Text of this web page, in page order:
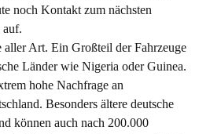
noch Kontakt zum nächsten
auf.
aller Art. Ein Großteil der Fahrzeuge
Länder wie Nigeria oder Guinea.
hohe Nachfrage an
Besonders ältere deutsche
können auch nach 200.000